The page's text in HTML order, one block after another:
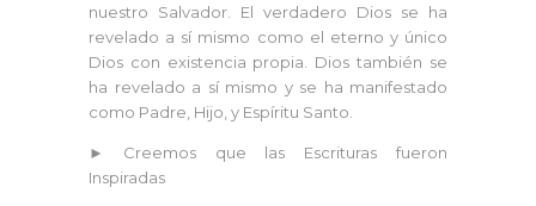
nuestro Salvador. El verdadero Dios se ha
revelado a sí mismo como el eterno y único
Dios con existencia propia. Dios también se
ha revelado a sí mismo y se ha manifestado
como Padre, Hijo, y Espíritu Santo.
► Creemos que las Escrituras fueron
Inspiradas